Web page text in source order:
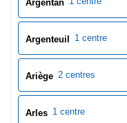
Argentan
Argenteuil 1 centre
Ariège 2 centres
Arles 1 centre